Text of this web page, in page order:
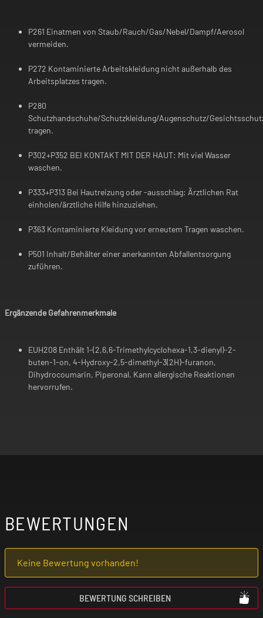
P261 Einatmen von Staub/Rauch/Gas/Nebel/Dampf/Aerosol
vermeiden.
P272 Kontaminierte Arbeitskleidung nicht außerhalb des
Arbeitsplatzes tragen.
P280
Schutzhandschuhe/Schutzkleidung/Augenschutz/
tragen.
P302+P352 BEI KONTAKT MIT DER HAUT: Mit viel Wasser
waschen.
P333+P313 Bei Hautreizung oder -ausschlag: Ärztlichen Rat
einholen/ärztliche Hilfe hinzuziehen.
P363 Kontaminierte Kleidung vor erneutem Tragen waschen.
P501 Inhalt/Behälter einer anerkannten Abfallentsorgung
zuführen.
Ergänzende Gefahrenmerkmale
EUH208 Enthält 1-(2,6,6-Trimethylcyclohexa-1,3-dienyl)-2-
buten-1-on, 4-Hydroxy-2,5-dimethyl-3(2H)-furanon,
Dihydrocoumarin, Piperonal. Kann allergische Reaktionen
hervorrufen.
BEWERTUNGEN
Keine Bewertung vorhanden!
BEWERTUNG SCHREIBEN